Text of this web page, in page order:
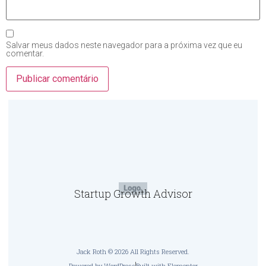
Salvar meus dados neste navegador para a próxima vez que eu
comentar.
Startup Growth Advisor
Jack Roth © 2026 All Rights Reserved.